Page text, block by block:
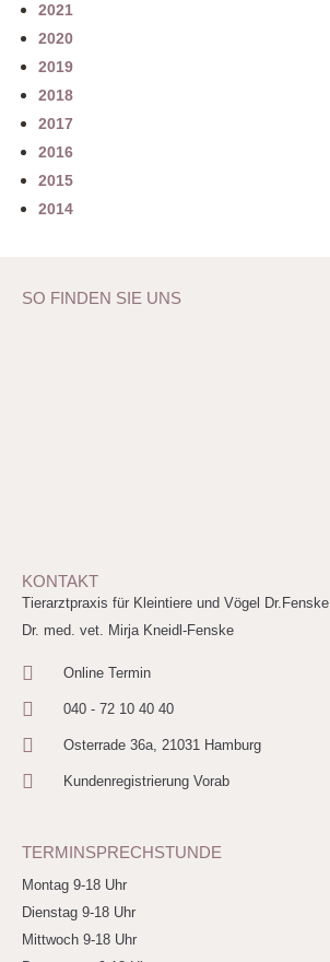
2021
2020
2019
2018
2017
2016
2015
2014
SO FINDEN SIE UNS
KONTAKT
Tierarztpraxis für Kleintiere und Vögel Dr.Fenske
Dr. med. vet. Mirja Kneidl-Fenske
Online Termin
040 - 72 10 40 40
Osterrade 36a, 21031 Hamburg
Kundenregistrierung Vorab
TERMINSPRECHSTUNDE
Montag 9-18 Uhr
Dienstag 9-18 Uhr
Mittwoch 9-18 Uhr